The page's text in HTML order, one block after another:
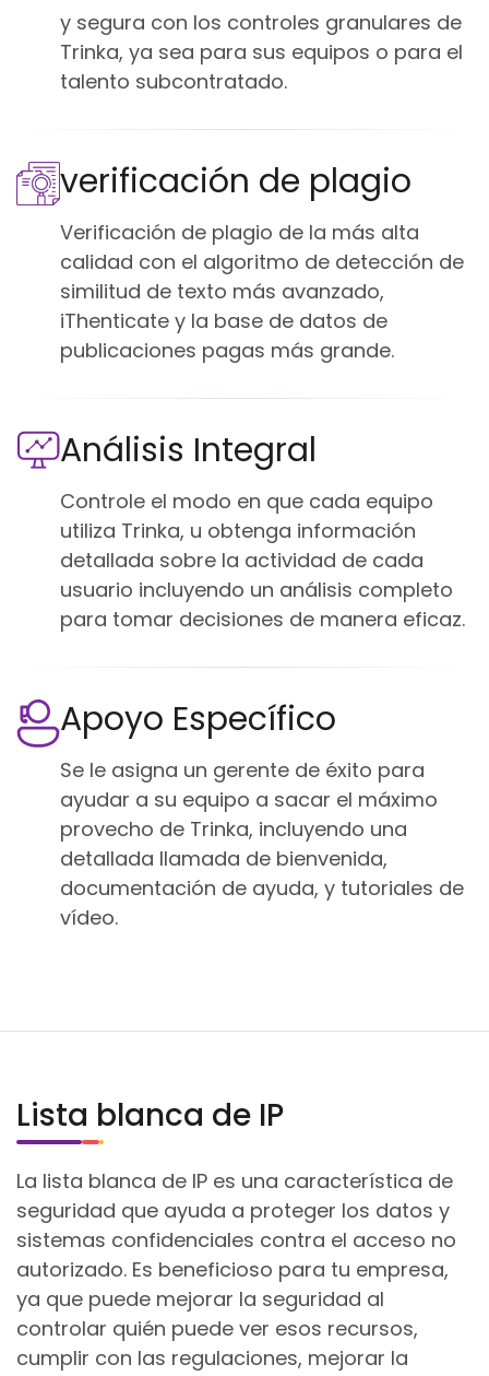
y segura con los controles granulares de
Trinka, ya sea para sus equipos o para el
talento subcontratado.
verificación de plagio
Verificación de plagio de la más alta
calidad con el algoritmo de detección de
similitud de texto más avanzado,
iThenticate y la base de datos de
publicaciones pagas más grande.
Análisis Integral
Controle el modo en que cada equipo
utiliza Trinka, u obtenga información
detallada sobre la actividad de cada
usuario incluyendo un análisis completo
para tomar decisiones de manera eficaz.
Apoyo Específico
Se le asigna un gerente de éxito para
ayudar a su equipo a sacar el máximo
provecho de Trinka, incluyendo una
detallada llamada de bienvenida,
documentación de ayuda, y tutoriales de
vídeo.
Lista blanca de IP
La lista blanca de IP es una característica de
seguridad que ayuda a proteger los datos y
sistemas confidenciales contra el acceso no
autorizado. Es beneficioso para tu empresa,
ya que puede mejorar la seguridad al
controlar quién puede ver esos recursos,
cumplir con las regulaciones, mejorar la